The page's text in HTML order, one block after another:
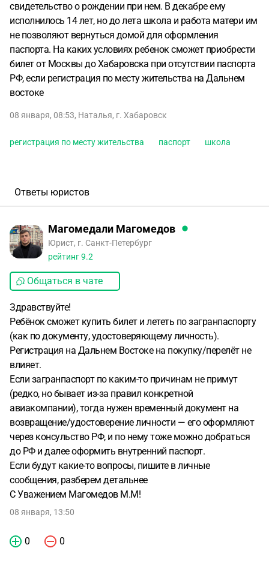
свидетельство о рождении при нем. В декабре ему
исполнилось 14 лет, но до лета школа и работа матери им
не позволяют вернуться домой для оформления
паспорта. На каких условиях ребенок сможет приобрести
билет от Москвы до Хабаровска при отсутствии паспорта
РФ, если регистрация по месту жительства на Дальнем
востоке
08 января, 08:53, Наталья, г. Хабаровск
регистрация по месту жительства паспорт школа
Ответы юристов
Магомедали Магомедов
Юрист, г. Санкт-Петербург
рейтинг9.2
Общаться в чате
Здравствуйте!
Ребёнок сможет купить билет и лететь по загранпаспорту
(как по документу, удостоверяющему личность).
Регистрация на Дальнем Востоке на покупку/перелёт не
влияет.
Если загранпаспорт по каким-то причинам не примут
(редко, но бывает из-за правил конкретной
авиакомпании), тогда нужен временный документ на
возвращение/удостоверение личности — его оформляют
через консульство РФ, и по нему тоже можно добраться
до РФ и далее оформить внутренний паспорт.
Если будут какие-то вопросы, пишите в личные
сообщения, разберем детальнее
С Уважением Магомедов М.М!
08 января, 13:50
0 0